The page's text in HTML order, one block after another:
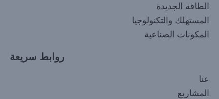
الطاقة الجديدة
المستهلك والتكنولوجيا
المكونات الصناعية
روابط سريعة
عنا
المشاريع